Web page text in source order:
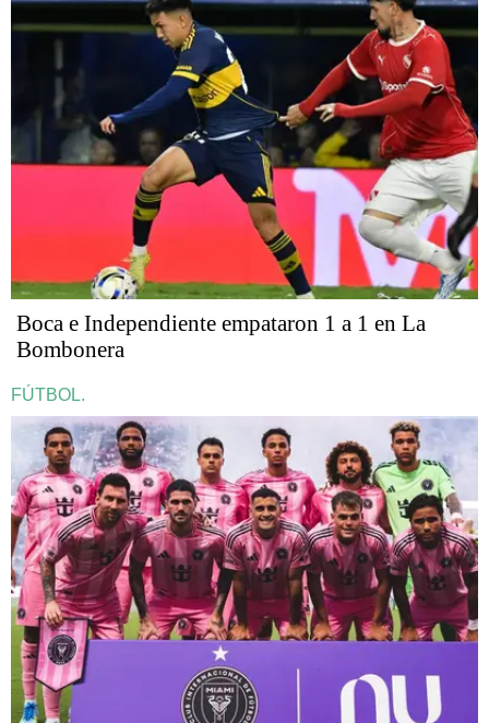
Boca e Independiente empataron 1 a 1 en La
Bombonera
FÚTBOL.